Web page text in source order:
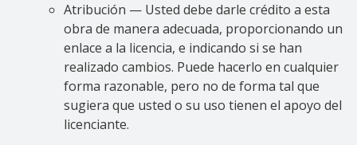
Atribución — Usted debe darle crédito a esta
obra de manera adecuada, proporcionando un
enlace a la licencia, e indicando si se han
realizado cambios. Puede hacerlo en cualquier
forma razonable, pero no de forma tal que
sugiera que usted o su uso tienen el apoyo del
licenciante.